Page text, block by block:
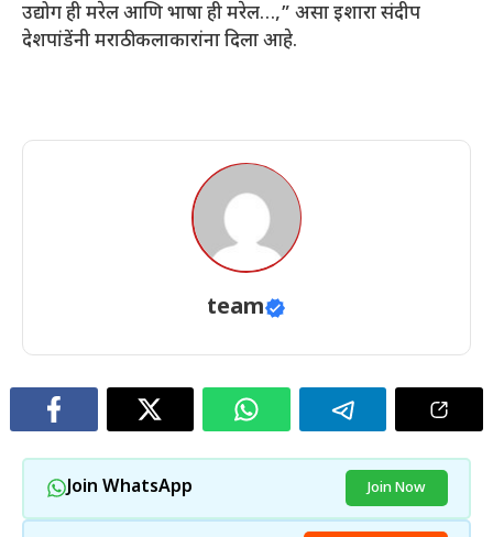
उद्योग ही मरेल आणि भाषा ही मरेल…,” असा इशारा संदीप
देशपांडेंनी मराठी कलाकारांना दिला आहे.
team
Join WhatsApp Join Now